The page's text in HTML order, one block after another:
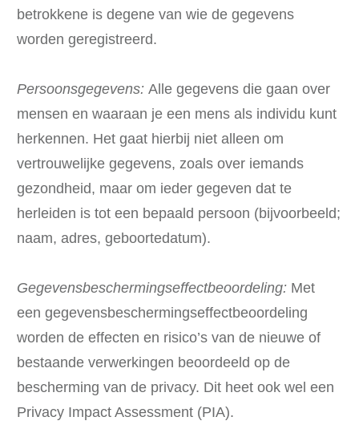
betrokkene is degene van wie de gegevens
worden geregistreerd.
Persoonsgegevens: Alle gegevens die gaan over
mensen en waaraan je een mens als individu kunt
herkennen. Het gaat hierbij niet alleen om
vertrouwelijke gegevens, zoals over iemands
gezondheid, maar om ieder gegeven dat te
herleiden is tot een bepaald persoon (bijvoorbeeld;
naam, adres, geboortedatum).
Gegevensbeschermingseffectbeoordeling: Met
een gegevensbeschermingseffectbeoordeling
worden de effecten en risico’s van de nieuwe of
bestaande verwerkingen beoordeeld op de
bescherming van de privacy. Dit heet ook wel een
Privacy Impact Assessment (PIA).